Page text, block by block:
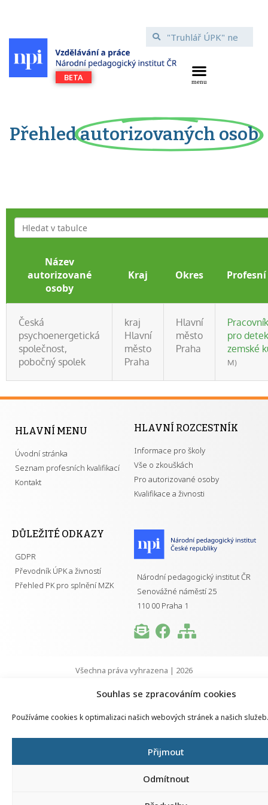
Souhlas se zpracováním cookies
Používáme cookies k optimalizaci našich webových stránek a našich služeb.
Přijmout
Odmítnout
Přehledautorizovaných osob
Název
autorizované
osoby
Kraj Okres
Česká
psychoenergetická
společnost,
pobočný spolek
kraj
Hlavní
město
Praha
Hlavní
město
Praha
pro
zemské
M)
HLAVNÍ MENU
Úvodní stránka
Seznam profesních kvalifikací
Kontakt
HLAVNÍ ROZCESTNÍK
Informace pro školy
Vše o zkouškách
Pro autorizované osoby
Kvalifikace a živnosti
DŮLEŽITÉ ODKAZY
GDPR
Převodník ÚPK a živností
Přehled PK pro splnění MZK
Národní pedagogický institut ČR
Senovážné náměstí 25
110 00 Praha 1
Všechna práva vyhrazena | 2026